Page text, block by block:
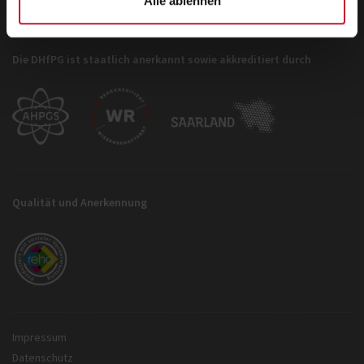
Die DHfPG ist staatlich anerkannt sowie akkreditiert durch
Qualität und Anerkennung
Impressum
Datenschutz